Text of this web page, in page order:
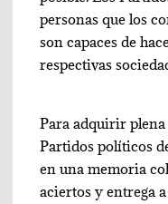
personas que los
son capaces de
respectivas
Para adquirir
Partidos políticos
en una memoria
aciertos y entrega